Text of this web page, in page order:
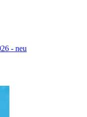
- neu